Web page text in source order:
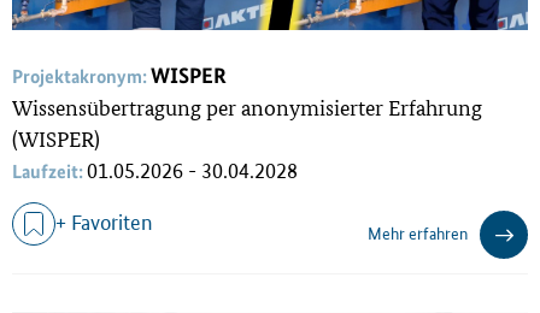
Projektakronym:WISPER
Wissensübertragung per anonymisierter Erfahrung
(WISPER)
Laufzeit:01.05.2026 - 30.04.2028
+ Favoriten Mehr erfahren